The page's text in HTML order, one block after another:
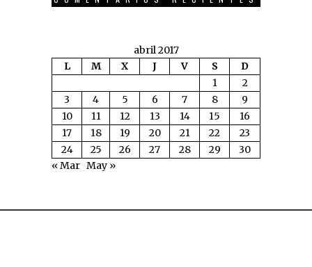
abril 2017
L
M X J V S
D
1
2
3
4 5 6 7 8
9
10
11 12 13 14 15
16
17
18 19 20 21 22
23
24
25 26 27 28 29
30
« Mar May »